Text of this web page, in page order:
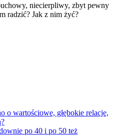
niecierpliwy, zbyt pewny
radzić? Jak z nim żyć?
o wartościowe, głębokie relacje,
po 40 i po 50 też